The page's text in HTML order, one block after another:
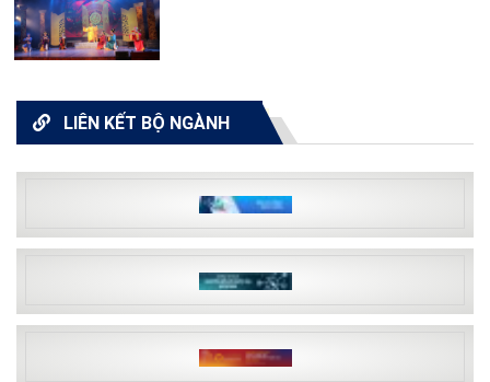
LIÊN KẾT BỘ NGÀNH